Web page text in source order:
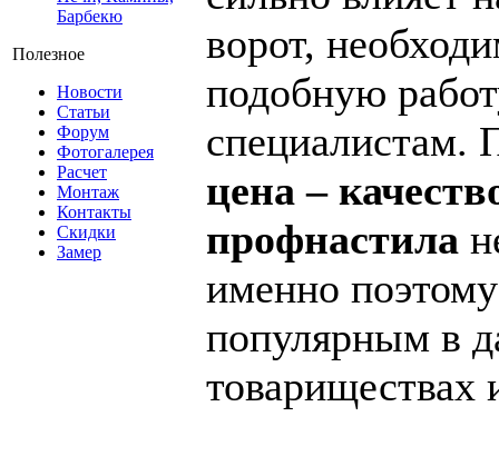
Барбекю
Полезное
Новости
Статьи
Форум
Фотогалерея
Расчет
Монтаж
Контакты
Скидки
Замер
ворот,
подобную
специалистам.
цена –
профнастила
именно
популярным в
товариществах